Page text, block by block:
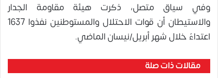
وفي سياق متصل، ذكرت هيئة مقاومة الجدار
والاستيطان أن قوات الاحتلال والمستوطنين نفذوا 1637
اعتداءً خلال شهر أبريل/نيسان الماضي.
مقالات ذات صلة